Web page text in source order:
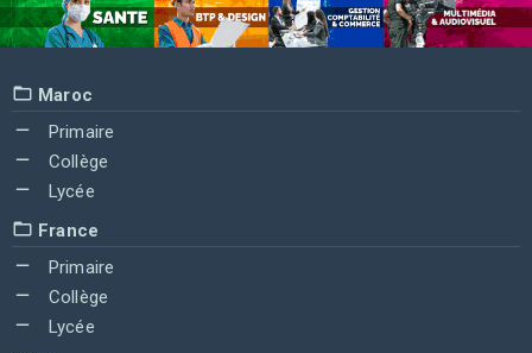
Maroc
Primaire
Collège
Lycée
France
Primaire
Collège
Lycée